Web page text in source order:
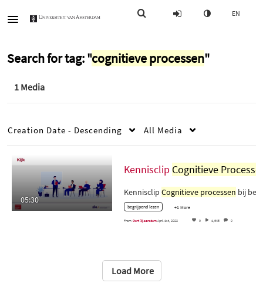
EN
Search for tag: "cognitieve processen"
1 Media
Creation Date - Descending All Media
05:30
Kennisclip Cognitieve Processen
Kennisclip Cognitieve processen bij begrijpend…
begrijpend lezen +1 More
From Gert RijlaarsdamApril 1st, 2022 0 1,645 0
Load More